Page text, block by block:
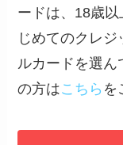
ードは、18歳
じめてのクレ
ルカードを選ん
の方はこちら を